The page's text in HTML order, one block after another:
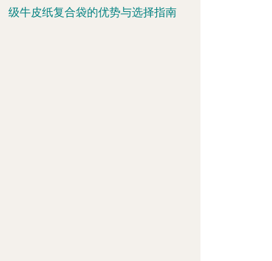
级牛皮纸复合袋的优势与选择指南